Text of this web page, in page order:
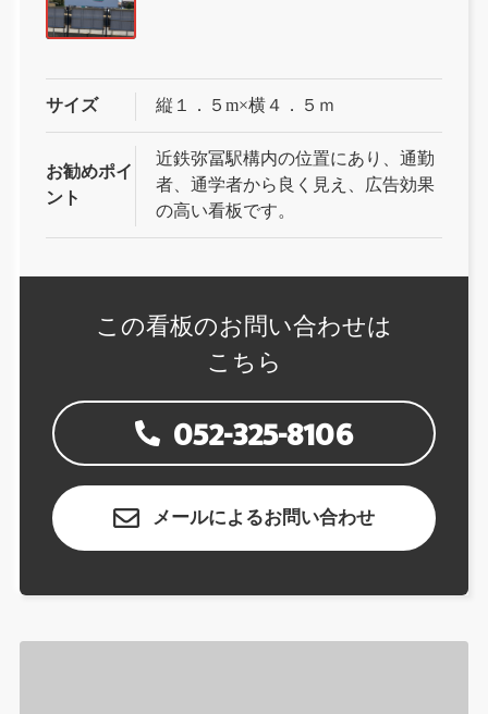
サイズ 縦１．５m×横４．５ｍ
お勧めポイ
ント
近鉄弥冨駅構内の位置にあり、通勤
者、通学者から良く見え、広告効果
の高い看板です。
この看板のお問い合わせは
こちら
052-325-8106
メールによるお問い合わせ